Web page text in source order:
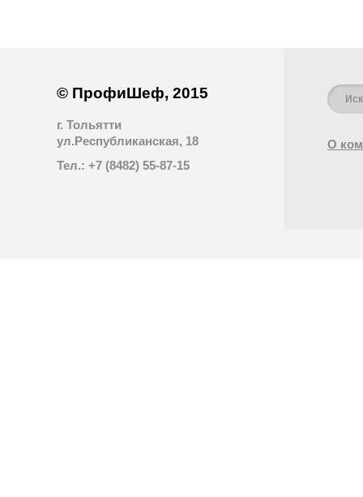
© ПрофиШеф, 2015
г. Тольятти
ул.Республиканская, 18
Тел.: +7 (8482) 55-87-15
О